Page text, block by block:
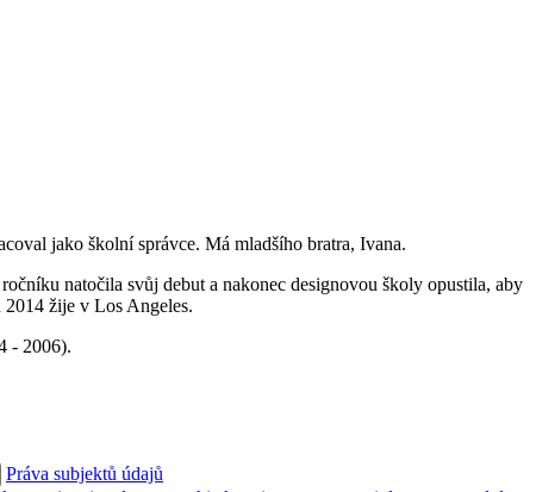
jako školní správce. Má mladšího bratra, Ivana.
natočila svůj debut a nakonec designovou školy opustila, aby
2014 žije v Los Angeles.
- 2006).
Práva subjektů údajů